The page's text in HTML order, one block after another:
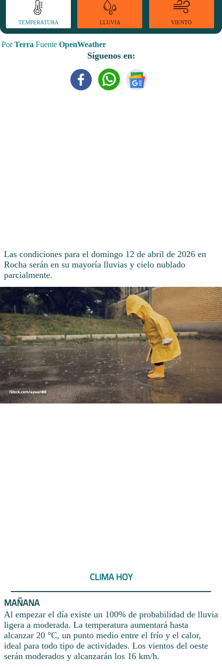
TEMPERATURA LLUVIA VIENTO
PorTerra Fuente OpenWeather
Síguenos en:
Las condiciones para el domingo 12 de abril de 2026 en
Rocha serán en su mayoría lluvias y cielo nublado
parcialmente.
CLIMA HOY
MAÑANA
Al empezar el día existe un 100% de probabilidad de lluvia
ligera a moderada. La temperatura aumentará hasta
alcanzar 20 °C, un punto medio entre el frío y el calor,
ideal para todo tipo de actividades. Los vientos del oeste
serán moderados y alcanzarán los 16 km/h.